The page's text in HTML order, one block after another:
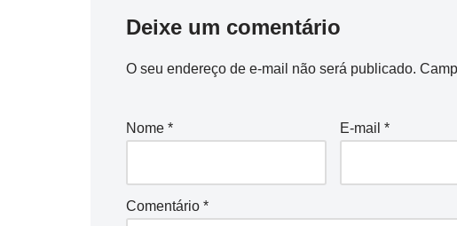
Deixe um comentário
O seu endereço de e-mail não será publicado.
Nome * E-mail*
Comentário *